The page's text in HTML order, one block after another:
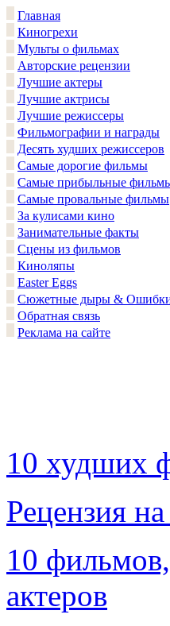
Главная
Киногрехи
Мульты о фильмах
Авторские рецензии
Лучшие актеры
Лучшие актрисы
Лучшие режиссеры
Фильмографии и награды
Десять худших режиссеров
Самые дорогие фильмы
Самые прибыльные
Самые провальные фильмы
За кулисами кино
Занимательные факты
Сцены из фильмов
Киноляпы
Easter Eggs
Сюжетные дыры &
Обратная связь
Реклама на сайте
10 худших
Рецензия
10
актеров